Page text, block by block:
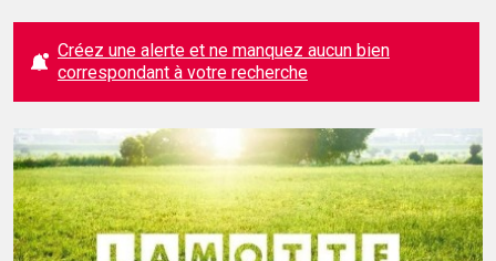
Créez une alerte et ne manquez aucun bien
correspondant à votre recherche